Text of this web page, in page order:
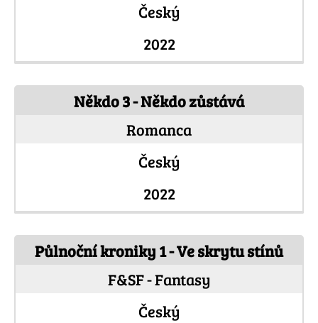
Český
2022
Někdo 3 - Někdo zůstává
Romanca
Český
2022
Půlnoční kroniky 1 - Ve skrytu stínů
F&SF - Fantasy
Český